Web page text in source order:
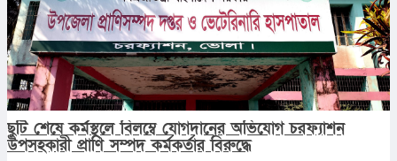
ছুটি শেষে কর্মস্থলে বিলম্বে যোগদানের অভিযোগ চরফ্যাশন
উপসহকারী প্রাণি সম্পদ কর্মকর্তার বিরুদ্ধে